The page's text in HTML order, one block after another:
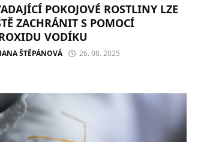
POKOJOVÉ ROSTLINY LZE
ZACHRÁNIT S POMOCÍ
VODÍKU
ŠTĚPÁNOVÁ 26. 08. 2025